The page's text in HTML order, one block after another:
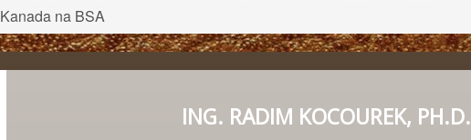
Kanada na BSA
ING. RADIM KOCOUREK, PH.D.